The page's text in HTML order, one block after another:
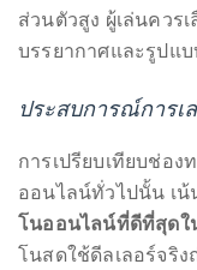
Follow
me
on
Twitter
ส่วนตัวสูง ผู้เล่นควร
บรรยากาศและรูปแบ
ประสบการณ์การเ
การเปรียบเทียบช่อง
ออนไลน์ทั่วไปนั้น เ
โนออนไลน์ที่ดีที่สุดใ
โนสดใช้ดีลเลอร์จริ